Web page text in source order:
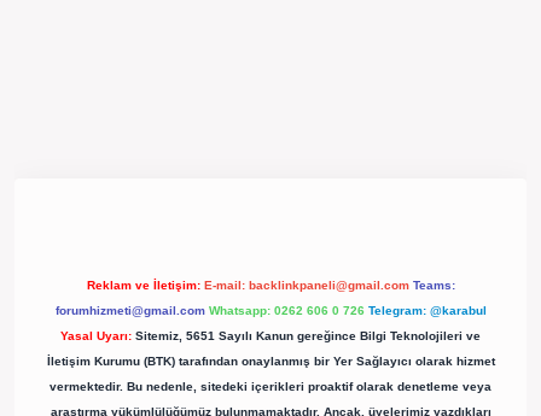
Reklam ve İletişim: E-mail: backlinkpaneli@gmail.com Teams:
forumhizmeti@gmail.com Whatsapp: 0262 606 0 726 Telegram: @karabul
Yasal Uyarı: Sitemiz, 5651 Sayılı Kanun gereğince Bilgi Teknolojileri ve
İletişim Kurumu (BTK) tarafından onaylanmış bir Yer Sağlayıcı olarak hizmet
vermektedir. Bu nedenle, sitedeki içerikleri proaktif olarak denetleme veya
araştırma yükümlülüğümüz bulunmamaktadır. Ancak, üyelerimiz yazdıkları